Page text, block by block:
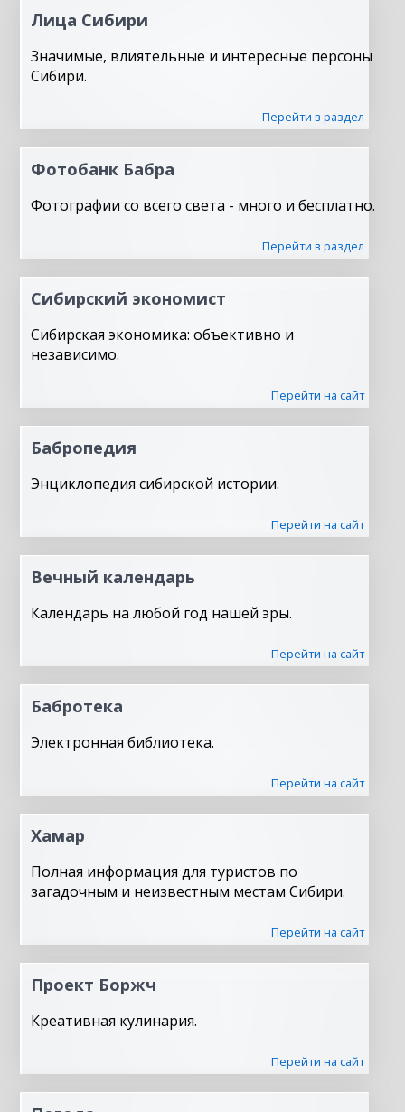
Лица Сибири
Значимые, влиятельные и интересные персоны
Сибири.
Перейти в раздел
Фотобанк Бабра
Фотографии со всего света - много и бесплатно.
Перейти в раздел
Сибирский экономист
Сибирская экономика: объективно и
независимо.
Перейти на сайт
Бабропедия
Энциклопедия сибирской истории.
Перейти на сайт
Вечный календарь
Календарь на любой год нашей эры.
Перейти на сайт
Бабротека
Электронная библиотека.
Перейти на сайт
Хамар
Полная информация для туристов по
загадочным и неизвестным местам Сибири.
Перейти на сайт
Проект Боржч
Креативная кулинария.
Перейти на сайт